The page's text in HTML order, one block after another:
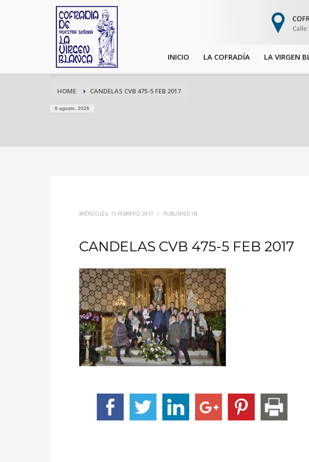
INICIO LA COFRADÍA LA VIRGEN
HOME CANDELAS CVB 475-5 FEB 2017
8 agosto, 2026
MIÉRCOLES, 15 FEBRERO 2017 / PUBLISHED IN
CANDELAS CVB 475-5 FEB 2017